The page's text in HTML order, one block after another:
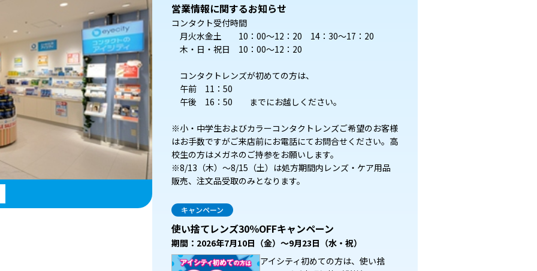
営業情報に関するお知らせ
コンタクト受付時間
月火水金土 10：00～12：20 14：30～17：20
木・日・祝日 10：00～12：20
コンタクトレンズが初めての方は、
午前 11：50
午後 16：50 までにお越しください。
※小・中学生およびカラーコンタクトレンズご希望のお客様
はお手数ですがご来店前にお電話にてお問合せください。高
校生の方はメガネのご持参をお願いします。
※8/13（木）～8/15（土）は処方期間内レンズ・ケア用品
販売、注文品受取のみとなります。
キャンペーン
使い捨てレンズ30％OFFキャンペーン
期間：2026年7月10日（金）～9月23日（水・祝）
アイシティ初めての方は、使い捨